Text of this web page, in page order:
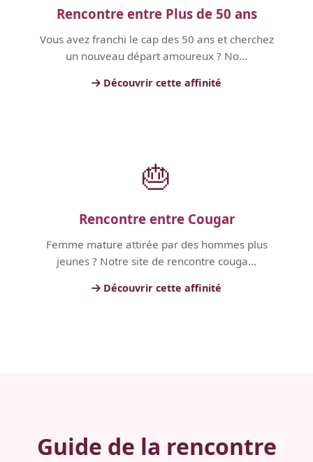
Rencontre entre Plus de 50 ans
Vous avez franchi le cap des 50 ans et cherchez
un nouveau départ amoureux ? No...
Découvrir cette affinité
🎂
Rencontre entre Cougar
Femme mature attirée par des hommes plus
jeunes ? Notre site de rencontre couga...
Découvrir cette affinité
Guide de la rencontre